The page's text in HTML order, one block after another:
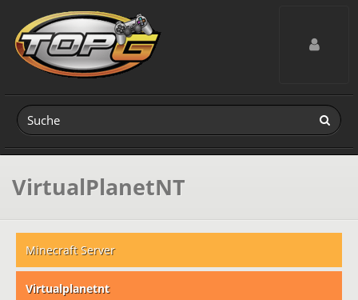
Toggle
VirtualPlanetNT
Minecraft Server
Virtualplanetnt